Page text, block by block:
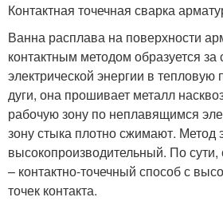
Контактная точечная сварка
Ванна расплава на поверхности
контактным методом образуется за
электрической энергии в тепловую
дуги, она прошивает металл
рабочую зону по неплавящимся
зону стыка плотно сжимают. Метод
высокопроизводительный. По сути,
– контактно-точечный способ с
точек контакта.